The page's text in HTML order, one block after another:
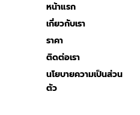
หน้าแรก
เกี่ยวกับเรา
ราคา
ติดต่อเรา
นโยบายความเป็นส่วน
ตัว